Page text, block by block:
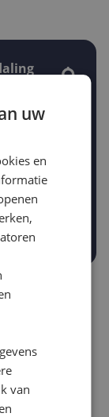
prijs
je mening
van je
schrijven
10 minuten.
uw
en
van